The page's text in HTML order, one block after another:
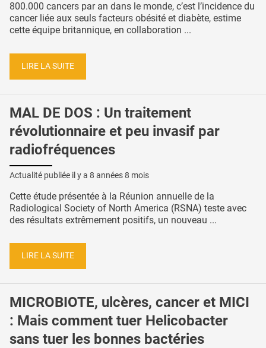
800.000 cancers par an dans le monde, c’est l’incidence du
cancer liée aux seuls facteurs obésité et diabète, estime
cette équipe britannique, en collaboration ...
LIRE LA SUITE
MAL DE DOS : Un traitement
révolutionnaire et peu invasif par
radiofréquences
Actualité publiée il y a 8 années 8 mois
Cette étude présentée à la Réunion annuelle de la
Radiological Society of North America (RSNA) teste avec
des résultats extrêmement positifs, un nouveau ...
LIRE LA SUITE
MICROBIOTE, ulcères, cancer et MICI
: Mais comment tuer Helicobacter
sans tuer les bonnes bactéries